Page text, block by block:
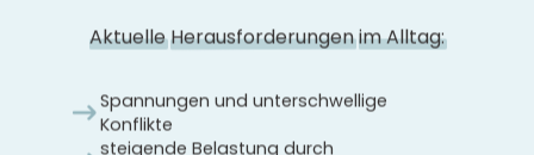
AktuelleHerausforderungenim Alltag:
Spannungen und unterschwellige
Konflikte
steigende Belastung durch